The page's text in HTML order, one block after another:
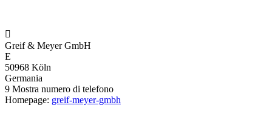

Greif & Meyer GmbH
E
50968 Köln
Germania
9 Mostra numero di telefono
Homepage: greif-meyer-gmbh